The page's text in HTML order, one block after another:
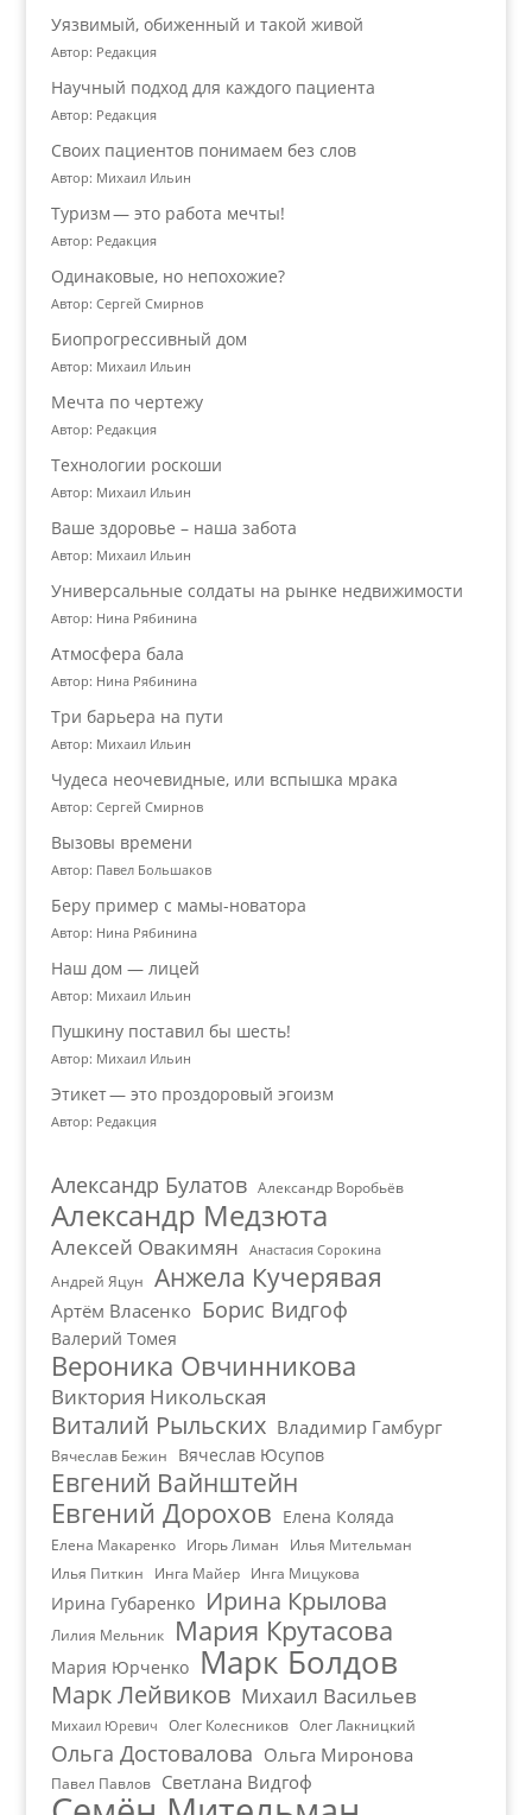
Уязвимый, обиженный и такой живой
Автор: Редакция
Научный подход для каждого пациента
Автор: Редакция
Своих пациентов понимаем без слов
Автор: Михаил Ильин
Туризм — это работа мечты!
Автор: Редакция
Одинаковые, но непохожие?
Автор: Сергей Смирнов
Биопрогрессивный дом
Автор: Михаил Ильин
Мечта по чертежу
Автор: Редакция
Технологии роскоши
Автор: Михаил Ильин
Ваше здоровье – наша забота
Автор: Михаил Ильин
Универсальные солдаты на рынке недвижимости
Автор: Нина Рябинина
Атмосфера бала
Автор: Нина Рябинина
Три барьера на пути
Автор: Михаил Ильин
Чудеса неочевидные, или вспышка мрака
Автор: Сергей Смирнов
Вызовы времени
Автор: Павел Большаков
Беру пример с мамы-новатора
Автор: Нина Рябинина
Наш дом — лицей
Автор: Михаил Ильин
Пушкину поставил бы шесть!
Автор: Михаил Ильин
Этикет — это проздоровый эгоизм
Автор: Редакция
Александр Булатов Александр Воробьёв
Александр Медзюта
Алексей Овакимян Анастасия Сорокина
Андрей Яцун Анжела Кучерявая
Артём Власенко Борис Видгоф
Валерий Томея
Вероника Овчинникова
Виктория Никольская
Виталий Рыльских Владимир Гамбург
Вячеслав Бежин Вячеслав Юсупов
Евгений Вайнштейн
Евгений Дорохов Елена Коляда
Елена Макаренко Игорь Лиман
Илья Мительман
Илья Питкин
Инга Майер Инга Мицукова
Ирина Губаренко Ирина Крылова
Лилия Мельник Мария Крутасова
Мария Юрченко Марк Болдов
Марк Лейвиков Михаил Васильев
Михаил Юревич Олег Колесников Олег Лакницкий
Ольга Достовалова Ольга Миронова
Павел Павлов Светлана Видгоф